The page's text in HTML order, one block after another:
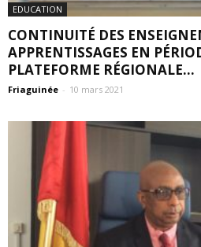
EDUCATION
CONTINUITÉ DES
APPRENTISSAGES EN
PLATEFORME RÉGIONALE...
Friaguinée - 10 mars 2021